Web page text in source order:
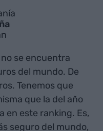
se encuentra
del mundo. De
Tenemos que
que la del año
en este ranking. Es,
seguro del mundo,